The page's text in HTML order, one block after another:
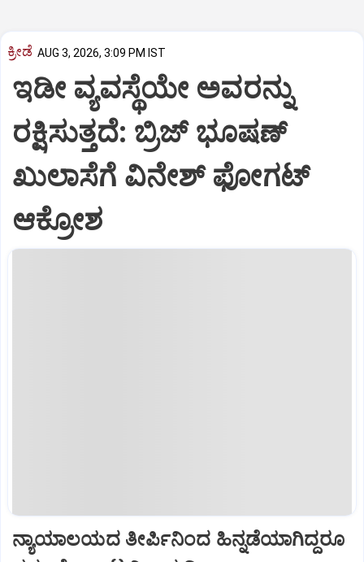
ಕ್ರೀಡೆ AUG 3, 2026, 3:09 PM IST
ಇಡೀ ವ್ಯವಸ್ಥೆಯೇ ಅವರನ್ನು
ರಕ್ಷಿಸುತ್ತದೆ: ಬ್ರಿಜ್ ಭೂಷಣ್
ಖುಲಾಸೆಗೆ ವಿನೇಶ್ ಫೋಗಟ್
ಆಕ್ರೋಶ
ನ್ಯಾಯಾಲಯದ ತೀರ್ಪಿನಿಂದ ಹಿನ್ನಡೆಯಾಗಿದ್ದರೂ